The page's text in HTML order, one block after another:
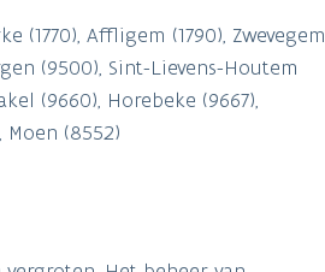
(1770), Affligem (1790), Zwevegem
(9500), Sint-Lievens-Houtem
(9660), Horebeke (9667),
(8552)